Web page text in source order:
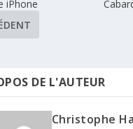
iPhone
DE L'AUTEUR
Christophe